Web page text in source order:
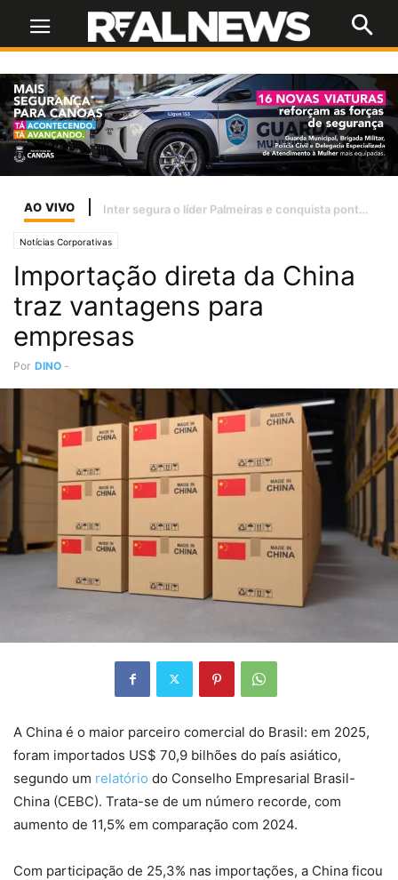
AO VIVO
Notícias Corporativas
Importação direta da China
traz vantagens para
empresas
Por DINO -
A China é o maior parceiro comercial do Brasil: em 2025,
foram importados US$ 70,9 bilhões do país asiático,
segundo um relatório do Conselho Empresarial Brasil-
China (CEBC). Trata-se de um número recorde, com
aumento de 11,5% em comparação com 2024.
Com participação de 25,3% nas importações, a China ficou